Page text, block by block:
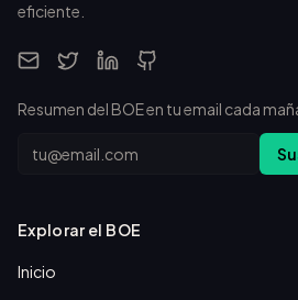
eficiente.
Resumen del BOE en tu email cada
Email
Explorar el BOE
Inicio